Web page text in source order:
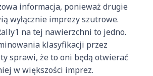
informacja, ponieważ drugie
wyłącznie imprezy szutrowe.
na tej nawierzchni to jedno.
klasyfikacji przez
sprawi, że to oni będą otwierać
w większości imprez.